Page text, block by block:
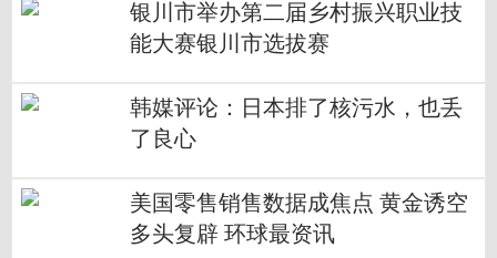
银川市举办第二届乡村振兴职业技
能大赛银川市选拔赛
韩媒评论：日本排了核污水，也丢
了良心
美国零售销售数据成焦点 黄金诱空
多头复辟 环球最资讯